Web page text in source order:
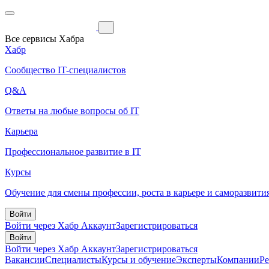
Все сервисы Хабра
Хабр
Сообщество IT-специалистов
Q&A
Ответы на любые вопросы об IT
Карьера
Профессиональное развитие в IT
Курсы
Обучение для смены профессии, роста в карьере и
Войти
Войти через Хабр АккаунтЗарегистрироваться
Войти
Войти через Хабр АккаунтЗарегистрироваться
ВакансииСпециалистыКурсы и обучениеЭкспертыКомпании